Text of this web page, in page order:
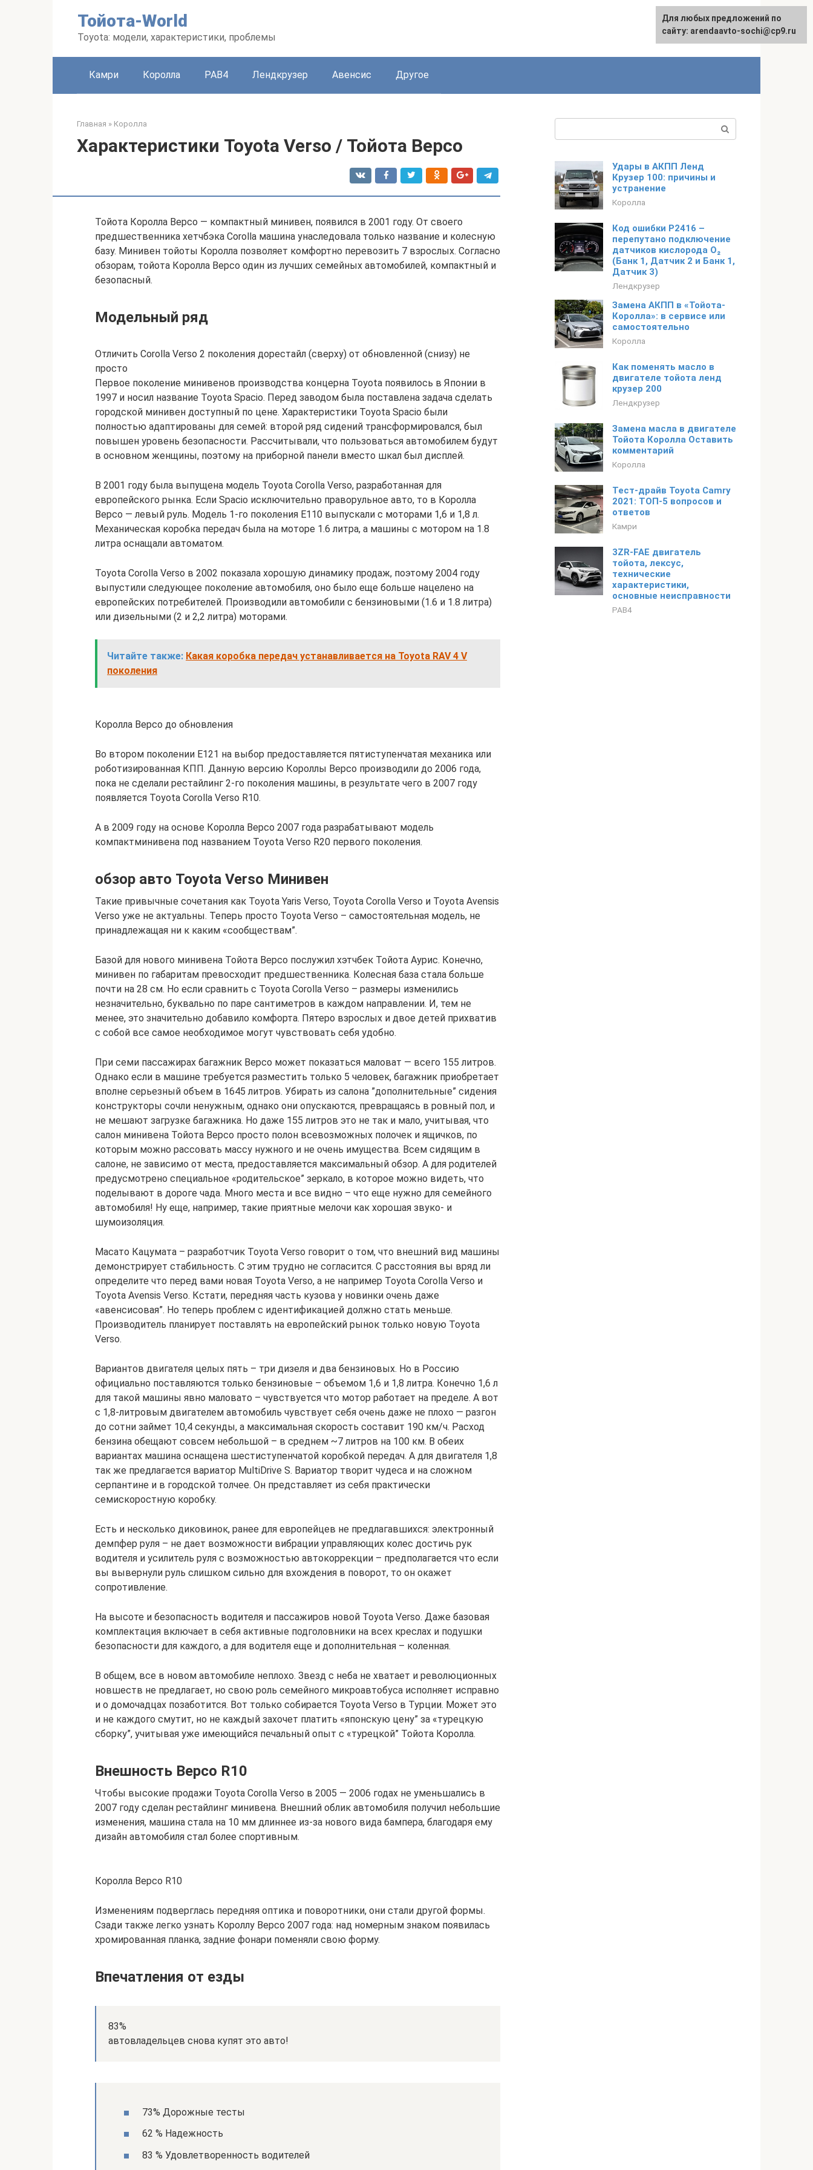
Тойота-World
Toyota: модели, характеристики, проблемы
English
Камри Королла РАВ4 Лендкрузер Авенсис Другое
Главная » Королла
Характеристики Toyota Verso / Тойота Версо
Тойота Королла Версо — компактный минивен, появился в 2001 году. От своего
предшественника хетчбэка Corolla машина унаследовала только название и колесную
базу. Минивен тойоты Королла позволяет комфортно перевозить 7 взрослых. Согласно
обзорам, тойота Королла Версо один из лучших семейных автомобилей, компактный и
безопасный.
Модельный ряд
Отличить Corolla Verso 2 поколения дорестайл (сверху) от обновленной (снизу) не
просто
Первое поколение минивенов производства концерна Toyota появилось в Японии в
1997 и носил название Toyota Spacio. Перед заводом была поставлена задача сделать
городской минивен доступный по цене. Характеристики Toyota Spacio были
полностью адаптированы для семей: второй ряд сидений трансформировался, был
повышен уровень безопасности. Рассчитывали, что пользоваться автомобилем будут
в основном женщины, поэтому на приборной панели вместо шкал был дисплей.
В 2001 году была выпущена модель Toyota Corolla Verso, разработанная для
европейского рынка. Если Spacio исключительно праворульное авто, то в Королла
Версо — левый руль. Модель 1-го поколения Е110 выпускали с моторами 1,6 и 1,8 л.
Механическая коробка передач была на моторе 1.6 литра, а машины с мотором на 1.8
литра оснащали автоматом.
Toyota Corolla Verso в 2002 показала хорошую динамику продаж, поэтому 2004 году
выпустили следующее поколение автомобиля, оно было еще больше нацелено на
европейских потребителей. Производили автомобили с бензиновыми (1.6 и 1.8 литра)
или дизельными (2 и 2,2 литра) моторами.
Читайте также: Какая коробка передач устанавливается на Toyota RAV 4 V
поколения
Королла Версо до обновления
Во втором поколении Е121 на выбор предоставляется пятиступенчатая механика или
роботизированная КПП. Данную версию Короллы Версо производили до 2006 года,
пока не сделали рестайлинг 2-го поколения машины, в результате чего в 2007 году
появляется Toyota Corolla Verso R10.
А в 2009 году на основе Королла Версо 2007 года разрабатывают модель
компактминивена под названием Toyota Verso R20 первого поколения.
обзор авто Toyota Verso Минивен
Такие привычные сочетания как Toyota Yaris Verso, Toyota Corolla Verso и Toyota Avensis
Verso уже не актуальны. Теперь просто Toyota Verso – самостоятельная модель, не
принадлежащая ни к каким «сообществам”.
Базой для нового минивена Тойота Версо послужил хэтчбек Тойота Аурис. Конечно,
минивен по габаритам превосходит предшественника. Колесная база стала больше
почти на 28 см. Но если сравнить с Toyota Corolla Verso – размеры изменились
незначительно, буквально по паре сантиметров в каждом направлении. И, тем не
менее, это значительно добавило комфорта. Пятеро взрослых и двое детей прихватив
с собой все самое необходимое могут чувствовать себя удобно.
При семи пассажирах багажник Версо может показаться маловат — всего 155 литров.
Однако если в машине требуется разместить только 5 человек, багажник приобретает
вполне серьезный объем в 1645 литров. Убирать из салона ”дополнительные” сидения
конструкторы сочли ненужным, однако они опускаются, превращаясь в ровный пол, и
не мешают загрузке багажника. Но даже 155 литров это не так и мало, учитывая, что
салон минивена Тойота Версо просто полон всевозможных полочек и ящичков, по
которым можно рассовать массу нужного и не очень имущества. Всем сидящим в
салоне, не зависимо от места, предоставляется максимальный обзор. А для родителей
предусмотрено специальное «родительское” зеркало, в которое можно видеть, что
поделывают в дороге чада. Много места и все видно – что еще нужно для семейного
автомобиля! Ну еще, например, такие приятные мелочи как хорошая звуко- и
шумоизоляция.
Масато Кацумата – разработчик Toyota Verso говорит о том, что внешний вид машины
демонстрирует стабильность. С этим трудно не согласится. С расстояния вы вряд ли
определите что перед вами новая Toyota Verso, а не например Toyota Corolla Verso и
Toyota Avensis Verso. Кстати, передняя часть кузова у новинки очень даже
«авенсисовая”. Но теперь проблем с идентификацией должно стать меньше.
Производитель планирует поставлять на европейский рынок только новую Toyota
Verso.
Вариантов двигателя целых пять – три дизеля и два бензиновых. Но в Россию
официально поставляются только бензиновые – объемом 1,6 и 1,8 литра. Конечно 1,6 л
для такой машины явно маловато – чувствуется что мотор работает на пределе. А вот
с 1,8-литровым двигателем автомобиль чувствует себя очень даже не плохо — разгон
до сотни займет 10,4 секунды, а максимальная скорость составит 190 км/ч. Расход
бензина обещают совсем небольшой – в среднем ~7 литров на 100 км. В обеих
вариантах машина оснащена шестиступенчатой коробкой передач. А для двигателя 1,8
так же предлагается вариатор MultiDrive S. Вариатор творит чудеса и на сложном
серпантине и в городской толчее. Он представляет из себя практически
семискоростную коробку.
Есть и несколько диковинок, ранее для европейцев не предлагавшихся: электронный
демпфер руля – не дает возможности вибрации управляющих колес достичь рук
водителя и усилитель руля с возможностью автокоррекции – предполагается что если
вы вывернули руль слишком сильно для вхождения в поворот, то он окажет
сопротивление.
На высоте и безопасность водителя и пассажиров новой Toyota Verso. Даже базовая
комплектация включает в себя активные подголовники на всех креслах и подушки
безопасности для каждого, а для водителя еще и дополнительная – коленная.
В общем, все в новом автомобиле неплохо. Звезд с неба не хватает и революционных
новшеств не предлагает, но свою роль семейного микроавтобуса исполняет исправно
и о домочадцах позаботится. Вот только собирается Toyota Verso в Турции. Может это
и не каждого смутит, но не каждый захочет платить «японскую цену” за «турецкую
сборку”, учитывая уже имеющийся печальный опыт с «турецкой” Тойота Королла.
Внешность Версо R10
Чтобы высокие продажи Toyota Corolla Verso в 2005 — 2006 годах не уменьшались в
2007 году сделан рестайлинг минивена. Внешний облик автомобиля получил небольшие
изменения, машина стала на 10 мм длиннее из-за нового вида бампера, благодаря ему
дизайн автомобиля стал более спортивным.
Королла Версо R10
Изменениям подверглась передняя оптика и поворотники, они стали другой формы.
Сзади также легко узнать Короллу Версо 2007 года: над номерным знаком появилась
хромированная планка, задние фонари поменяли свою форму.
Впечатления от езды
83%
автовладельцев снова купят это авто!
73% Дорожные тесты
62 % Надежность
83 % Удовлетворенность водителей
Удары в АКПП Ленд
Крузер 100: причины и
устранение
Королла
Код ошибки P2416 –
перепутано подключение
датчиков кислорода O₂
(Банк 1, Датчик 2 и Банк 1,
Датчик 3)
Лендкрузер
Замена АКПП в «Тойота-
Королла»: в сервисе или
самостоятельно
Королла
Как поменять масло в
двигателе тойота ленд
крузер 200
Лендкрузер
Замена масла в двигателе
Тойота Королла Оставить
комментарий
Королла
Тест-драйв Toyota Camry
2021: ТОП-5 вопросов и
ответов
Камри
3ZR-FAE двигатель
тойота, лексус,
технические
характеристики,
основные неисправности
РАВ4
Для любых предложений по
сайту: arendaavto-sochi@cp9.ru